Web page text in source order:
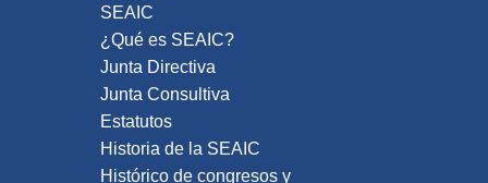
SEAIC
¿Qué es SEAIC?
Junta Directiva
Junta Consultiva
Estatutos
Historia de la SEAIC
Histórico de congresos y